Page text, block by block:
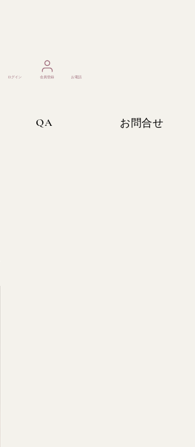
ログイン ​会員登録 お電話
QA お問合せ